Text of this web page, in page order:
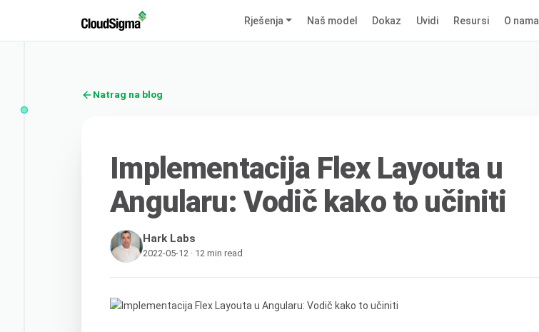
Rješenja Naš model Dokaz Uvidi Resursi O nama
Natrag na blog
Implementacija Flex Layouta u
Angularu: Vodič kako to učiniti
Hark Labs
2022-05-12 · 12 min read